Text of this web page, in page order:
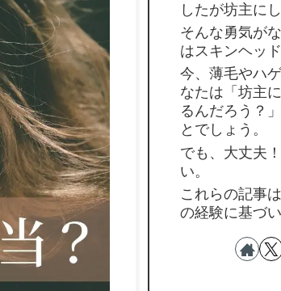
したが坊主に
そんな勇気が
はスキンヘッド
今、薄毛やハ
なたは「坊主
るんだろう？
とでしょう。
でも、大丈夫
い。
これらの記事
の経験に基づ